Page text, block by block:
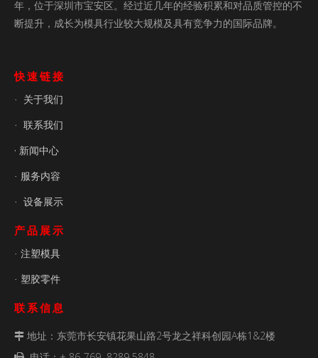
年，位于深圳市宝安区。经过近几年的经验积累和对品质管控的不
断提升，成长为模具行业较大规模及具有竞争力的国际品牌。
快速链接
· 关于我们
· 联系我们
· 新闻中心
· 服务内容
· 设备展示
产品展示
· 注塑模具
· 塑胶零件
联系信息
 地址：东莞市长安镇花果山路2号龙之祥科创园A栋1&2楼